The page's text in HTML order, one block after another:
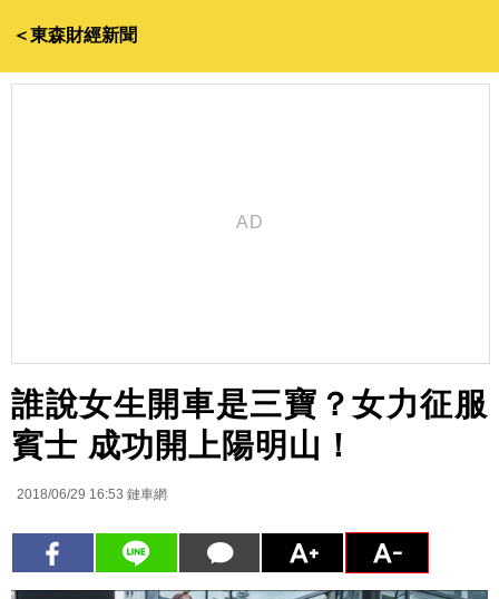
＜東森財經新聞
誰說女生開車是三寶？女力征服
賓士 成功開上陽明山！
2018/06/29 16:53 鏈車網